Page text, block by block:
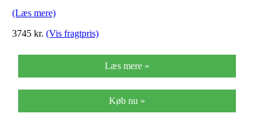
Stor
(Læs mere)
3745 kr. (Vis fragtpris)
Læs mere »
Køb nu »